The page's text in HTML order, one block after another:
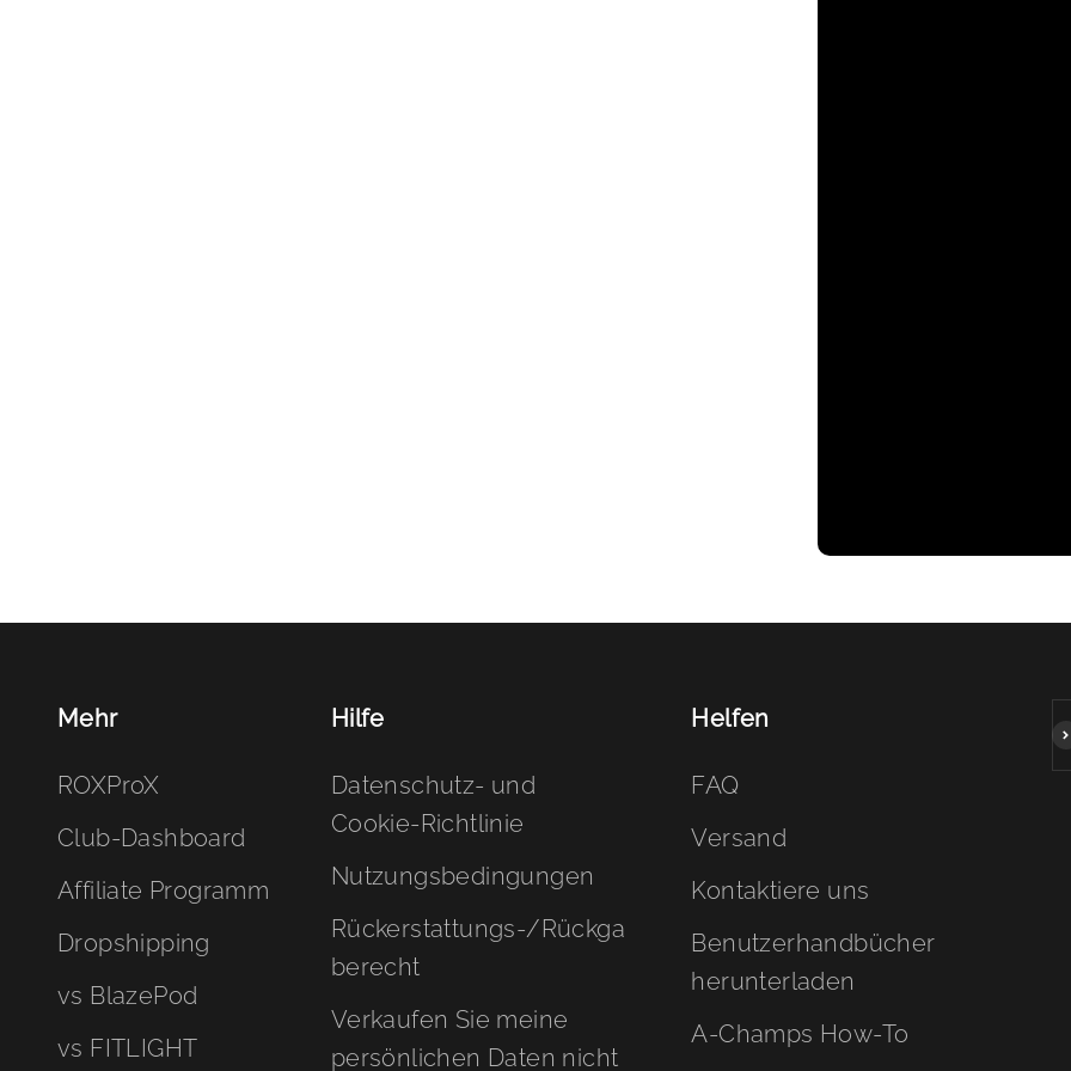
Mehr
ROXProX
Club-Dashboard
Affiliate Programm
Dropshipping
vs BlazePod
vs FITLIGHT
Hilfe
Datenschutz- und
Cookie-Richtlinie
Nutzungsbedingungen
Rückerstattungs-/Rückga
berecht
Verkaufen Sie meine
persönlichen Daten nicht
Helfen
FAQ
Versand
Kontaktiere uns
Benutzerhandbücher
herunterladen
A-Champs How-To